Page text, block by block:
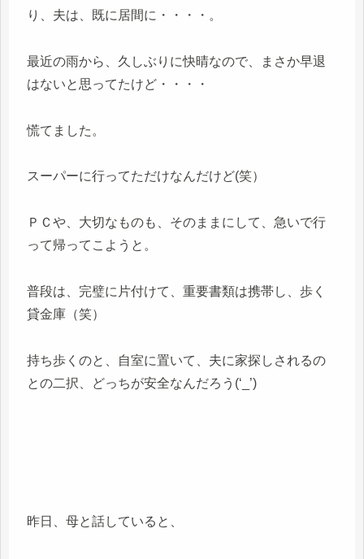
り、夫は、既に居間に・・・・。
最近の雨から、久しぶりに快晴なので、まさか早退
はないと思ってたけど・・・・
慌てました。
スーパーに行ってただけなんだけど(笑）
ＰＣや、大切なものも、そのままにして、急いで行
って帰ってこようと。
普段は、完璧に片付けて、重要書類は携帯し、歩く
貸金庫（笑）
持ち歩くのと、自室に置いて、夫に家探しされるの
との二択、どっちが安全なんだろう(‘_’)
昨日、母と話していると、